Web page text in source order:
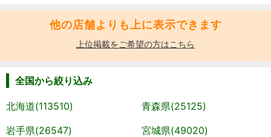
他の店舗よりも上に表示できます
上位掲載をご希望の方はこちら
全国から絞り込み
北海道(113510)
青森県(25125)
岩手県(26547)
宮城県(49020)